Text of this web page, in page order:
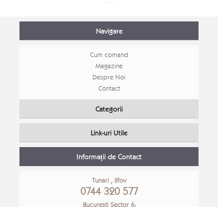
Navigare
Cum comand
Magazine
Despre Noi
Contact
Categorii
Link-uri Utile
Informații de Contact
Tunari , Ilfov
0744 320 577
Bucuresti Sector 6: